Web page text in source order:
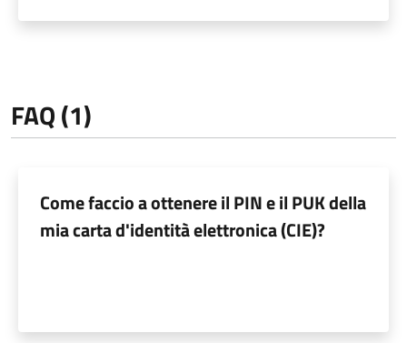
FAQ (1)
Come faccio a ottenere il PIN e il PUK della
mia carta d'identità elettronica (CIE)?